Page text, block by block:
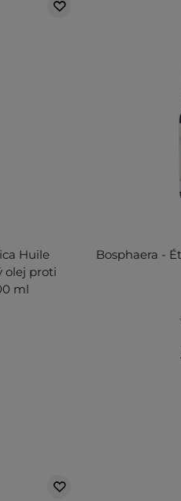
Huile
olej proti
ml
Bosphaera -